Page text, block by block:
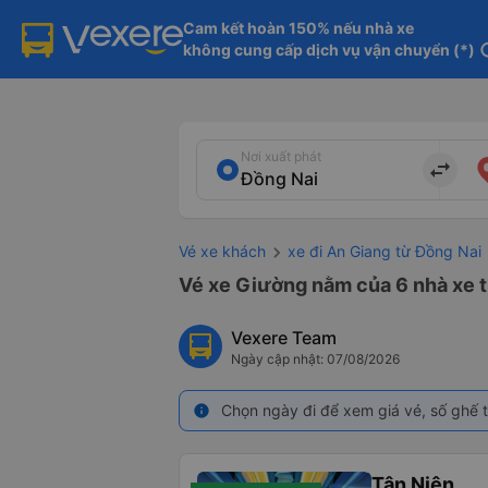
Cam kết hoàn 150% nếu nhà xe
không cung cấp dịch vụ vận chuyển (*)
Nơi xuất phát
import_export
Vé xe khách xe đi An Giang từ Đồng Nai
Vé xe Giường nằm của 6 nhà xe
Vexere Team
Ngày cập nhật: 07/08/2026
info Chọn ngày đi để xem giá vé, số